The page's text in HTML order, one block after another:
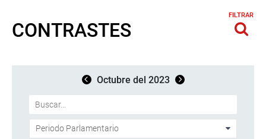
CONTRASTES
FILTRAR
Octubre del 2023